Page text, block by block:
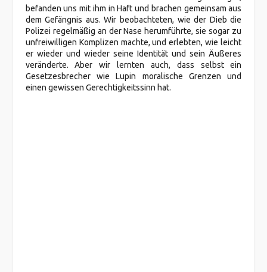
befanden uns mit ihm in Haft und brachen gemeinsam aus
dem Gefängnis aus. Wir beobachteten, wie der Dieb die
Polizei regelmäßig an der Nase herumführte, sie sogar zu
unfreiwilligen Komplizen machte, und erlebten, wie leicht
er wieder und wieder seine Identität und sein Äußeres
veränderte. Aber wir lernten auch, dass selbst ein
Gesetzesbrecher wie Lupin moralische Grenzen und
einen gewissen Gerechtigkeitssinn hat.